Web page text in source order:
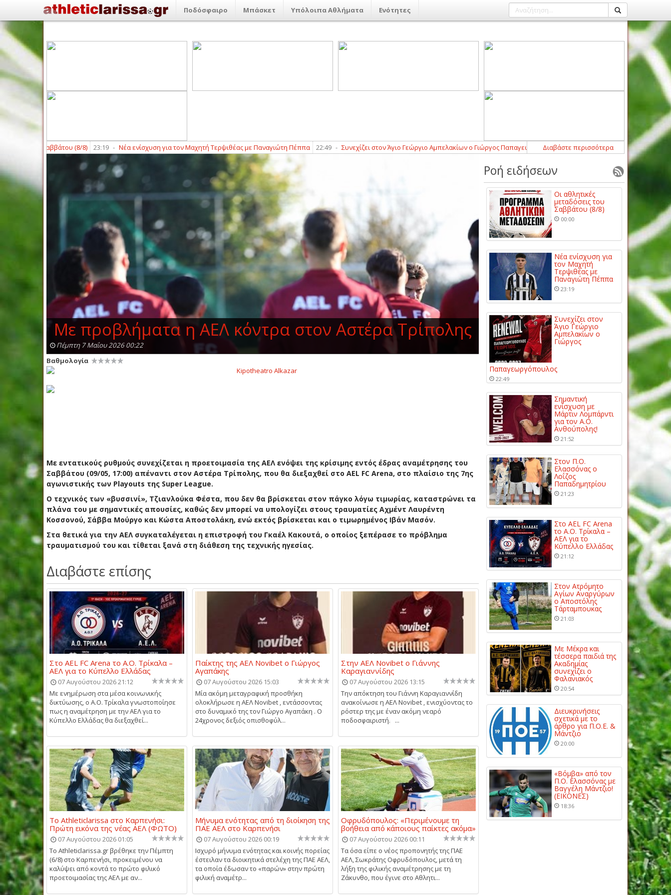
Ποδόσφαιρο Μπάσκετ Υπόλοιπα Αθλήματα Ενότητες
του Σαββάτου (8/8) 23:19 - Νέα ενίσχυση για τον Μαχητή Τερψιθέας με Παναγιώτη Πέππα 22:49 - Συνεχίζει στον Άγιο Γεώργιο Αμπελακίων ο Γιώργος Παπαγεωργόπουλος 21:52 - Σημαντική ενίσχυση με
Διαβάστε περισσότερα
Με προβλήματα η ΑΕΛ κόντρα στον Αστέρα Τρίπολης
Πέμπτη 7 Μαΐου 2026 00:22
Βαθμολογία
Με εντατικούς ρυθμούς συνεχίζεται η προετοιμασία της ΑΕΛ ενόψει της κρίσιμης εντός έδρας αναμέτρησης του
Σαββάτου (09/05, 17:00) απέναντι στον Αστέρα Τρίπολης, που θα διεξαχθεί στο AEL FC Arena, στο πλαίσιο της 7ης
αγωνιστικής των Playouts της Super League.
Ο τεχνικός των «βυσσινί», Τζιανλούκα Φέστα, που δεν θα βρίσκεται στον πάγκο λόγω τιμωρίας, καταστρώνει τα
πλάνα του με σημαντικές απουσίες, καθώς δεν μπορεί να υπολογίζει στους τραυματίες Αχμέντ Λαυρέντη
Κοσσονού, Σάββα Μούργο και Κώστα Αποστολάκη, ενώ εκτός βρίσκεται και ο τιμωρημένος Ιβάν Μασόν.
Στα θετικά για την ΑΕΛ συγκαταλέγεται η επιστροφή του Γκαέλ Κακουτά, ο οποίος ξεπέρασε το πρόβλημα
τραυματισμού του και τίθεται ξανά στη διάθεση της τεχνικής ηγεσίας.
Διαβάστε επίσης
Στο AEL FC Arena το Α.Ο. Τρίκαλα –
ΑΕΛ για το Κύπελλο Ελλάδας
07 Αυγούστου 2026 21:12
Με ενημέρωση στα μέσα κοινωνικής
δικτύωσης, ο Α.Ο. Τρίκαλα γνωστοποίησε
πως η αναμέτρηση με την ΑΕΛ για το
Κύπελλο Ελλάδας θα διεξαχθεί...
Παίκτης της ΑΕΛ Novibet ο Γιώργος
Αγαπάκης
07 Αυγούστου 2026 15:03
Μία ακόμη μεταγραφική προσθήκη
ολοκλήρωσε η ΑΕΛ Novibet , εντάσσοντας
στο δυναμικό της τον Γιώργο Αγαπάκη . Ο
24χρονος δεξιός οπισθοφύλ...
Στην ΑΕΛ Novibet ο Γιάννης
Καραγιαννίδης
07 Αυγούστου 2026 13:15
Την απόκτηση του Γιάννη Καραγιαννίδη
ανακοίνωσε η ΑΕΛ Novibet , ενισχύοντας το
ρόστερ της με έναν ακόμη νεαρό
ποδοσφαιριστή. ...
Το Athleticlarissa στο Καρπενήσι:
Πρώτη εικόνα της νέας ΑΕΛ (ΦΩΤΟ)
07 Αυγούστου 2026 01:05
Το Athleticlarissa.gr βρέθηκε την Πέμπτη
(6/8) στο Καρπενήσι, προκειμένου να
καλύψει από κοντά το πρώτο φιλικό
προετοιμασίας της ΑΕΛ με αν...
Μήνυμα ενότητας από τη διοίκηση της
ΠΑΕ ΑΕΛ στο Καρπενήσι
07 Αυγούστου 2026 00:19
Ισχυρό μήνυμα ενότητας και κοινής πορείας
έστειλαν τα διοικητικά στελέχη της ΠΑΕ ΑΕΛ,
τα οποία έδωσαν το «παρών» στην πρώτη
φιλική αναμέτρ...
Οφρυδόπουλος: «Περιμένουμε τη
βοήθεια από κάποιους παίκτες ακόμα»
07 Αυγούστου 2026 00:11
Τα όσα είπε ο νέος προπονητής της ΠΑΕ
ΑΕΛ, Σωκράτης Οφρυδόπουλος, μετά τη
λήξη της φιλικής αναμέτρησης με τη
Ζάκυνθο, που έγινε στο Αθλητι...
Ροή ειδήσεων
Οι αθλητικές
μεταδόσεις του
Σαββάτου (8/8)
00:00
Νέα ενίσχυση για
τον Μαχητή
Τερψιθέας με
Παναγιώτη Πέππα
23:19
Συνεχίζει στον
Άγιο Γεώργιο
Αμπελακίων ο
Γιώργος
Παπαγεωργόπουλος
22:49
Σημαντική
ενίσχυση με
Μάρτιν Λομπάρντι
για τον Α.Ο.
Ανθούπολης!
21:52
Στον Π.Ο.
Ελασσόνας ο
Λοΐζος
Παπαδημητρίου
21:23
Στο AEL FC Arena
το Α.Ο. Τρίκαλα –
ΑΕΛ για το
Κύπελλο Ελλάδας
21:12
Στον Ατρόμητο
Αγίων Αναργύρων
ο Αποστόλης
Τάρταμπουκας
21:03
Με Μέκρα και
τέσσερα παιδιά της
Ακαδημίας
συνεχίζει ο
Φαλανιακός
20:54
Διευκρινήσεις
σχετικά με το
άρθρο για Π.Ο.Ε. &
Μάντζιο
20:00
«Βόμβα» από τον
Π.Ο. Ελασσόνας με
Βαγγέλη Μάντζιο!
(ΕΙΚΟΝΕΣ)
18:36